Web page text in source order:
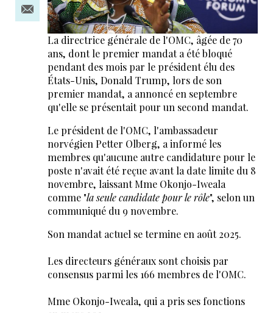
La directrice générale de l'OMC, âgée de 70
ans, dont le premier mandat a été bloqué
pendant des mois par le président élu des
États-Unis, Donald Trump, lors de son
premier mandat, a annoncé en septembre
qu'elle se présentait pour un second mandat.
Le président de l'OMC, l'ambassadeur
norvégien Petter Olberg, a informé les
membres qu'aucune autre candidature pour le
poste n'avait été reçue avant la date limite du 8
novembre, laissant Mme Okonjo-Iweala
comme "la seule candidate pour le rôle", selon un
communiqué du 9 novembre.
Son mandat actuel se termine en août 2025.
Les directeurs généraux sont choisis par
consensus parmi les 166 membres de l'OMC.
Mme Okonjo-Iweala, qui a pris ses fonctions